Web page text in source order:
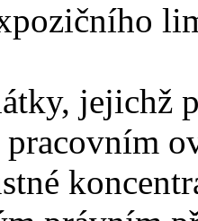
jejichž
pracovním